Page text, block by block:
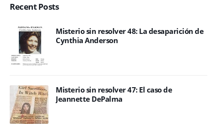
Recent Posts
Misterio sin resolver 48: La desaparición de
Cynthia Anderson
Misterio sin resolver 47: El caso de
Jeannette DePalma